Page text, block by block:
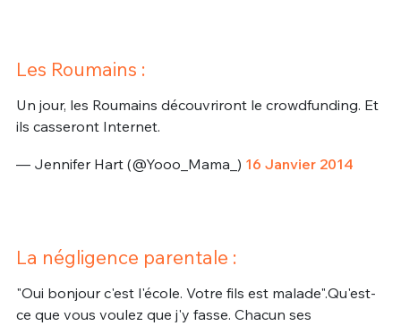
Les Roumains :
Un jour, les Roumains découvriront le crowdfunding. Et
ils casseront Internet.
— Jennifer Hart (@Yooo_Mama_) 16 Janvier 2014
La négligence parentale :
"Oui bonjour c'est l'école. Votre fils est malade".Qu'est-
ce que vous voulez que j'y fasse. Chacun ses